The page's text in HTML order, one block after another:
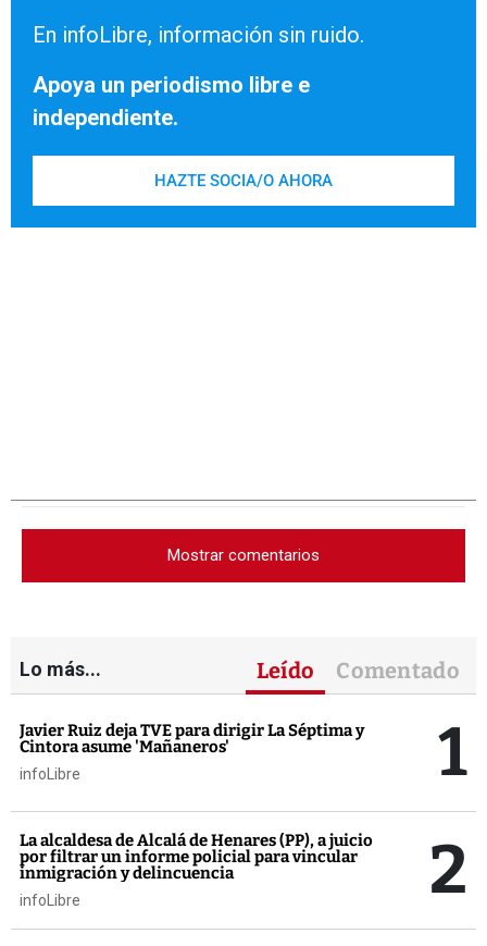
En infoLibre, información sin ruido.
Apoya un periodismo libre e
independiente.
HAZTE SOCIA/O AHORA
Mostrar comentarios
Lo más... Leído Comentado
Javier Ruiz deja TVE para dirigir La Séptima y
Cintora asume 'Mañaneros'
infoLibre 1
La alcaldesa de Alcalá de Henares (PP), a juicio
por filtrar un informe policial para vincular
inmigración y delincuencia
infoLibre 2